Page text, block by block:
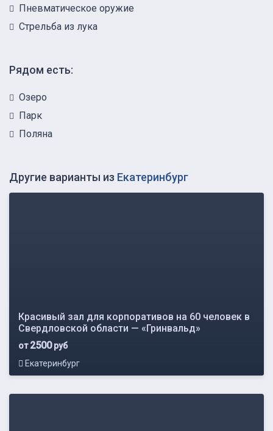
Пневматическое оружие
Стрельба из лука
Рядом есть:
Озеро
Парк
Поляна
Другие варианты из Екатеринбург
Красивый зал для корпоративов на 60 человек в
Свердловской области — «Гринвальд»
от2500руб
Екатеринбург